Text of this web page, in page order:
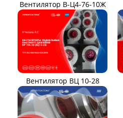
Вентилятор В-Ц4-76-10Ж
Вентилятор ВЦ 10-28